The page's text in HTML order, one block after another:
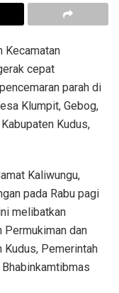
Kecamatan
cepat
parah di
Klumpit, Gebog,
Kudus,
Kaliwungu,
pada Rabu pagi
melibatkan
Permukiman dan
Kudus, Pemerintah